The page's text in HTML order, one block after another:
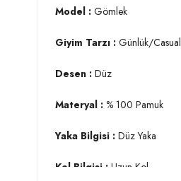
Model : Gömlek
Giyim Tarzı : Günlük/Casual
Desen : Düz
Materyal : % 100 Pamuk
Yaka Bilgisi : Düz Yaka
Kol Bilgisi : Uzun Kol